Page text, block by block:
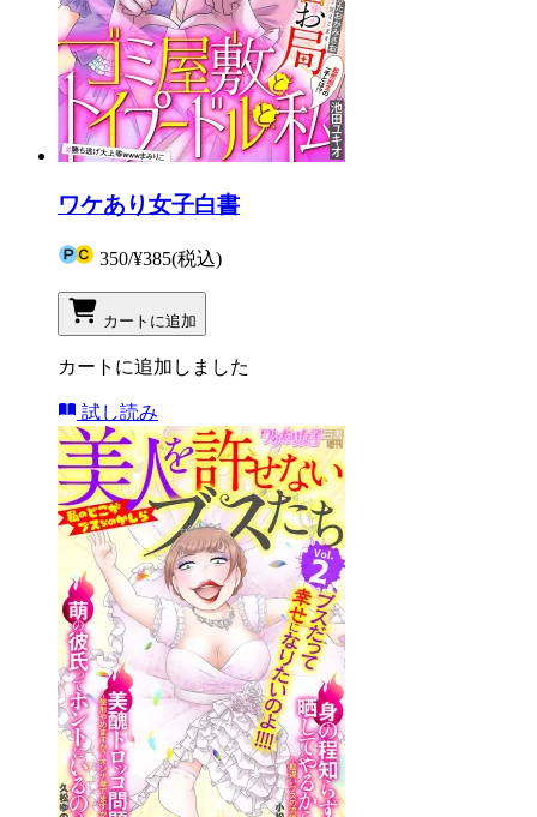
ワケあり女子白書
350/¥385(税込)
カートに追加
カートに追加しました
試し読み